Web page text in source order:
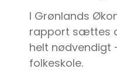
I Grønlands
rapport sættes
helt nødvendigt
folkeskole.